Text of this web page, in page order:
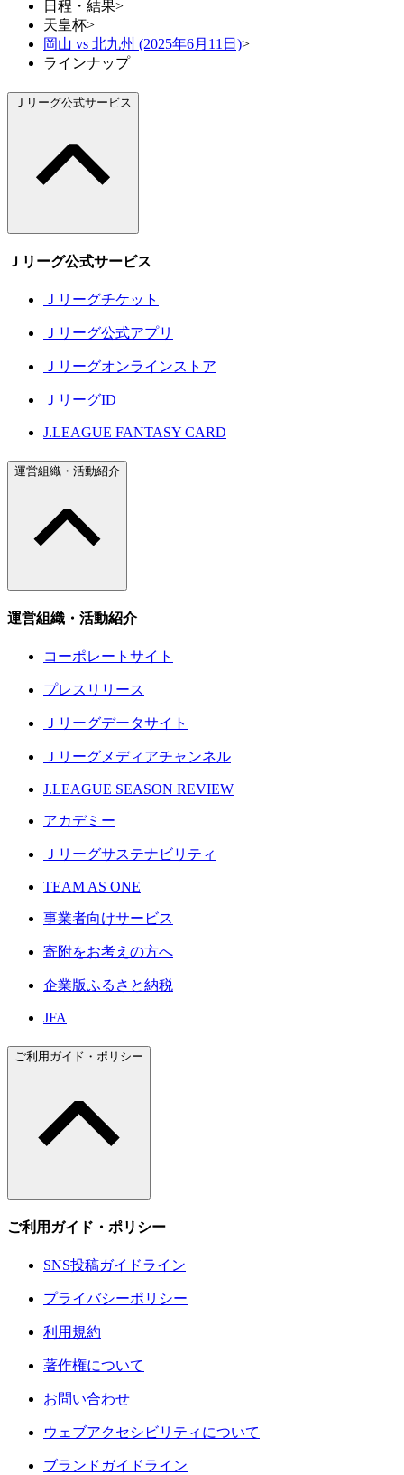
日程・結果>
天皇杯>
岡山 vs 北九州 (2025年6月11日)>
ラインナップ
Ｊリーグ公式サービス
Ｊリーグ公式サービス
Ｊリーグチケット
Ｊリーグ公式アプリ
Ｊリーグオンラインストア
ＪリーグID
J.LEAGUE FANTASY CARD
運営組織・活動紹介
運営組織・活動紹介
コーポレートサイト
プレスリリース
Ｊリーグデータサイト
Ｊリーグメディアチャンネル
J.LEAGUE SEASON REVIEW
アカデミー
Ｊリーグサステナビリティ
TEAM AS ONE
事業者向けサービス
寄附をお考えの方へ
企業版ふるさと納税
JFA
ご利用ガイド・ポリシー
ご利用ガイド・ポリシー
SNS投稿ガイドライン
プライバシーポリシー
利用規約
著作権について
お問い合わせ
ウェブアクセシビリティについて
ブランドガイドライン